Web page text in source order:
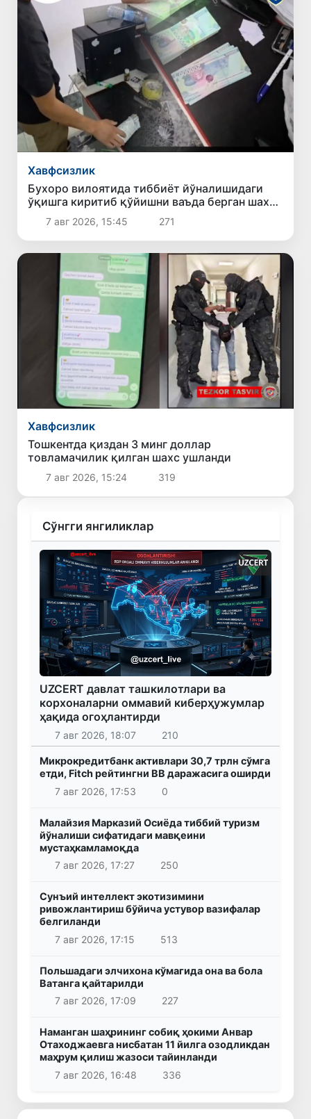
Хавфсизлик
Бухоро вилоятида тиббиёт йўналишидаги
ўқишга киритиб қўйишни ваъда берган шахс
ушланди
7 авг 2026, 15:45 271
Хавфсизлик
Тошкентда қиздан 3 минг доллар
товламачилик қилган шахс ушланди
7 авг 2026, 15:24 319
Сўнгги янгиликлар
UZCERT давлат ташкилотлари ва
корхоналарни оммавий киберҳужумлар
ҳақида огоҳлантирди
7 авг 2026, 18:07 210
Микрокредитбанк активлари 30,7 трлн сўмга
етди, Fitch рейтингни BB даражасига оширди
7 авг 2026, 17:53
0
Малайзия Марказий Осиёда тиббий туризм
йўналиши сифатидаги мавқеини
мустаҳкамламоқда
7 авг 2026, 17:27
250
Сунъий интеллект экотизимини
ривожлантириш бўйича устувор вазифалар
белгиланди
7 авг 2026, 17:15
513
Польшадаги элчихона кўмагида она ва бола
Ватанга қайтарилди
7 авг 2026, 17:09
227
Наманган шаҳрининг собиқ ҳокими Анвар
Отаходжаевга нисбатан 11 йилга озодликдан
маҳрум қилиш жазоси тайинланди
7 авг 2026, 16:48
336